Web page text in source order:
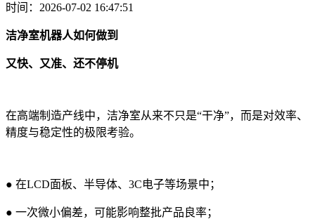
时间：2026-07-02 16:47:51
洁净室机器人如何做到
又快、又准、还不停机
在高端制造产线中，洁净室从来不只是“干净”，而是对效率、
精度与稳定性的极限考验。
● 在LCD面板、半导体、3C电子等场景中 ；
● 一次微小偏差，可能影响整批产品良率；